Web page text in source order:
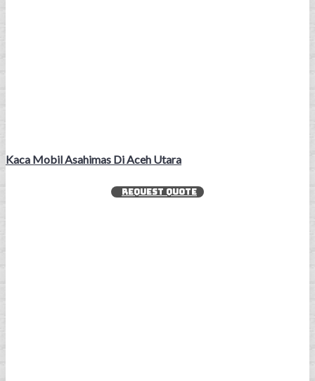
Kaca Mobil Asahimas Di Aceh Utara
REQUEST QUOTE